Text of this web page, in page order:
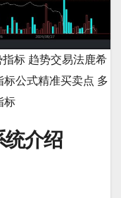
标 趋势交易法鹿希
公式精准买卖点 多
标
统介绍